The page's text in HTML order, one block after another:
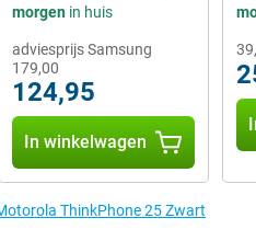
morgenin huis
179,00
adviesprijs Samsung
124,95
In winkelwagen
ThinkPhone 25 Zwart